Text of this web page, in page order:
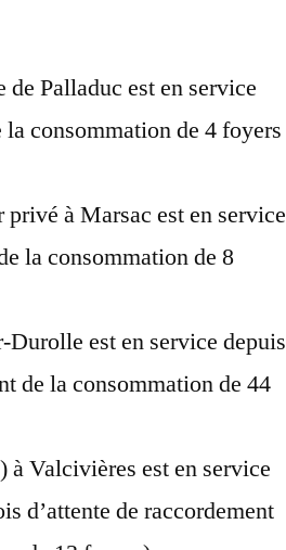
Palladuc est en service
consommation de 4 foyers
à Marsac est en service
la consommation de 8
est en service depuis
de la consommation de 44
à Valcivières est en service
d’attente de raccordement